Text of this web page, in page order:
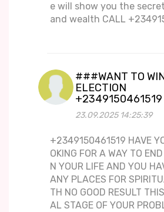
e will show you the
and wealth CALL
###WANT TO
ELECTION
+2349150461519
23.09.2025 14:25:39
+2349150461519 HAVE
OKING FOR A WAY TO END
N YOUR LIFE AND YOU
ANY PLACES FOR
TH NO GOOD RESULT
AL STAGE OF YOUR